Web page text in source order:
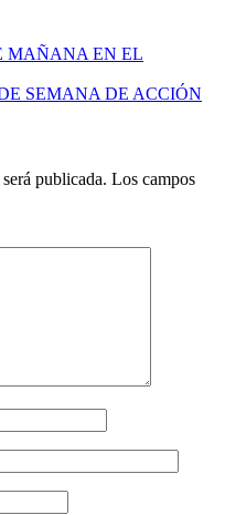
MAÑANA EN EL
SEMANA DE ACCIÓN
publicada. Los campos